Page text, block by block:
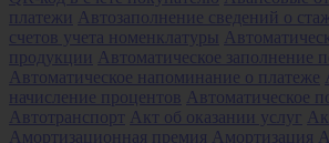
платежи
Автозаполнение сведений о
счетов учета номенклатуры
продукции
Автоматическое заполнение
Автоматическое напоминание о платеже
начисление процентов Автоматическое
Автотранспорт
Акт об оказании услуг
Амортизационная премия Амортизация